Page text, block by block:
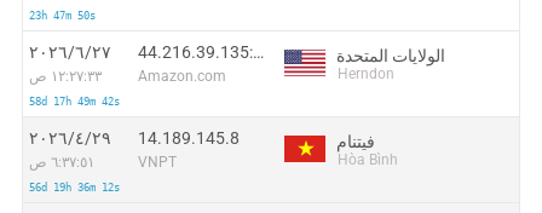
23h 47m 50s
٢٧‏/٦‏/٢٠٢٦
١٢:٢٧:٣٣ ص
58d 17h 49m 42s
44.216.39.135:24524
Amazon.com
الولايات المتحدة
Herndon
٢٩‏/٤‏/٢٠٢٦
٦:٣٧:٥١ ص
56d 19h 36m 12s
14.189.145.8
VNPT
فيتنام
Hòa Bình